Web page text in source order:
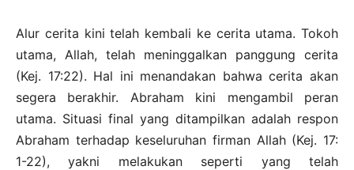
Alur cerita kini telah kembali ke cerita utama. Tokoh
utama, Allah, telah meninggalkan panggung cerita
(Kej. 17:22). Hal ini menandakan bahwa cerita akan
segera berakhir. Abraham kini mengambil peran
utama. Situasi final yang ditampilkan adalah respon
Abraham terhadap keseluruhan firman Allah (Kej. 17:
1-22), yakni melakukan seperti yang telah